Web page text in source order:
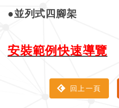
●並列式四腳架
安裝範例快速導覽
回上一頁